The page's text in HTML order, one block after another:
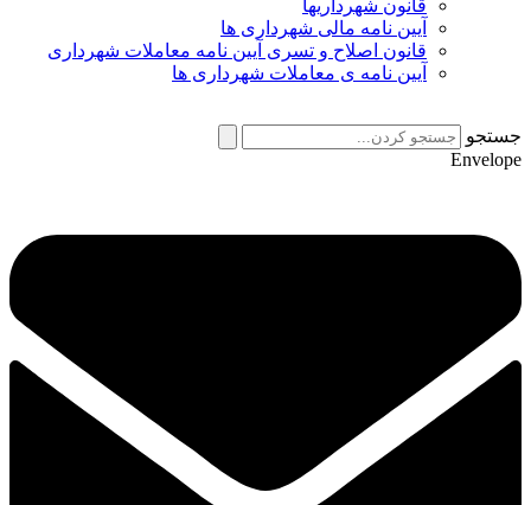
قانون شهرداریها
آیین نامه مالی شهرداری ها
قانون اصلاح و تسری آیین نامه معاملات شهرداری
آیین نامه ی معاملات شهرداری ها
جستجو
Envelope